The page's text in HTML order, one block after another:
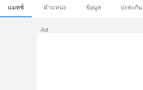
แมทช์ ตำแหน่ง ข้อมูล ปะทะกัน
Ad